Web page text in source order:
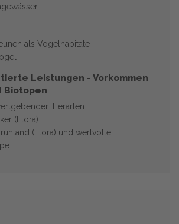
als Vogelhabitate
Leistungen - Vorkommen
Biotopen
Tierarten
(Flora)
(Flora) und wertvolle